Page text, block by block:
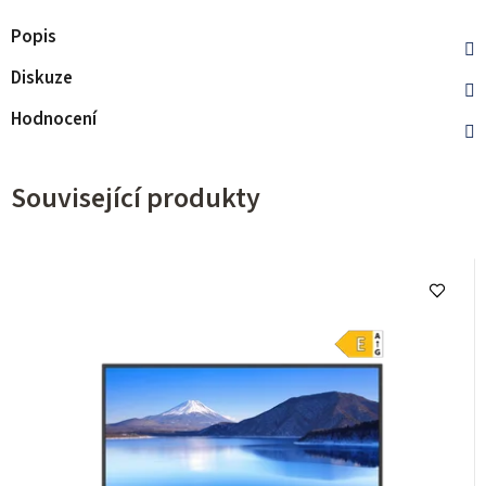
Popis
Diskuze
Hodnocení
Související produkty